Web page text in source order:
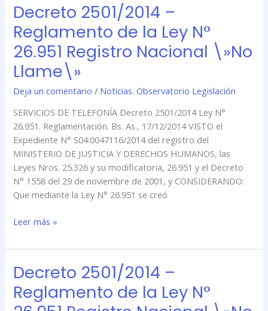
Decreto 2501/2014 –
Reglamento de la Ley N°
26.951 Registro Nacional \»No
Llame\»
Deja un comentario / Noticias. Observatorio Legislación
SERVICIOS DE TELEFONÍA Decreto 2501/2014 Ley N°
26.951. Reglamentación. Bs. As., 17/12/2014 VISTO el
Expediente N° S04:0047116/2014 del registro del
MINISTERIO DE JUSTICIA Y DERECHOS HUMANOS, las
Leyes Nros. 25.326 y su modificatoria, 26.951 y el Decreto
N° 1558 del 29 de noviembre de 2001, y CONSIDERANDO:
Que mediante la Ley N° 26.951 se creó
Decreto
–
Reglamento
de
la
Ley
26.951
Registro
Nacional
\»No
Llame\»
Leer más »
Decreto 2501/2014 –
Reglamento de la Ley N°
Decreto
2501/2014
–